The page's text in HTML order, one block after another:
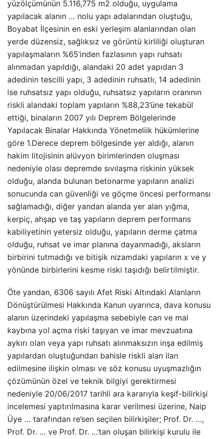
yüzölçümünün 5.116,775 m2 olduğu, uygulama
yapılacak alanın … nolu yapı adalarından oluştuğu,
Boyabat İlçesinin en eski yerleşim alanlarından olan
yerde düzensiz, sağlıksız ve görüntü kirliliği oluşturan
yapılaşmaların %65’inden fazlasının yapı ruhsatı
alınmadan yapıldığı, alandaki 20 adet yapıdan 3
adedinin tescilli yapı, 3 adedinin ruhsatlı, 14 adedinin
ise ruhsatsız yapı olduğu, ruhsatsız yapıların oranının
riskli alandaki toplam yapıların %88,23’üne tekabül
ettiği, binaların 2007 yılı Deprem Bölgelerinde
Yapılacak Binalar Hakkında Yönetmeliik hükümlerine
göre 1.Derece deprem bölgesinde yer aldığı, alanın
hakim litojisinin alüvyon birimlerinden oluşması
nedeniyle olası depremde sıvılaşma riskinin yüksek
olduğu, alanda bulunan betonarme yapıların analizi
sonucunda can güvenliği ve göçme öncesi performansı
sağlamadığı, diğer yandan alanda yer alan yığma,
kerpiç, ahşap ve taş yapıların deprem performans
kabiliyetinin yetersiz olduğu, yapıların derme çatma
olduğu, ruhsat ve imar planına dayanmadığı, aksların
birbirini tutmadığı ve bitişik nizamdaki yapıların x ve y
yönünde birbirlerini kesme riski taşıdığı belirtilmiştir.
Öte yandan, 6306 sayılı Afet Riski Altındaki Alanların
Dönüştürülmesi Hakkında Kanun uyarınca, dava konusu
alanın üzerindeki yapılaşma sebebiyle can ve mal
kaybına yol açma riski taşıyan ve imar mevzuatına
aykırı olan veya yapı ruhsatı alınmaksızın inşa edilmiş
yapılardan oluştuğundan bahisle riskli alan ilan
edilmesine ilişkin olması ve söz konusu uyuşmazlığın
çözümünün özel ve teknik bilgiyi gerektirmesi
nedeniyle 20/06/2017 tarihli ara kararıyla keşif-bilirkişi
incelemesi yaptırılmasına karar verilmesi üzerine, Naip
Üye … tarafından re’sen seçilen bilirkişiler; Prof. Dr. …,
Prof. Dr. … ve Prof. Dr. …’tan oluşan bilirkişi kurulu ile